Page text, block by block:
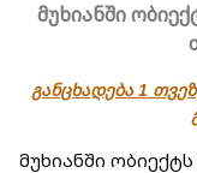
მუხიანში
განცხადება 1
მუხიანში